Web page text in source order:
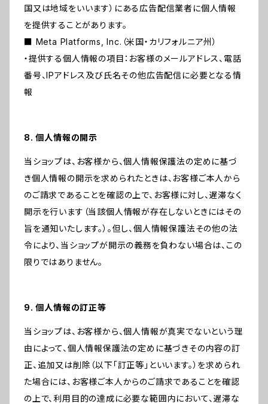
国又は地域をいいます）にある広告配信業者に個人情報
を提供することがあります。
■ Meta Platforms, Inc.（米国・カリフォルニア州）
・提供する個人情報の項目：お客様のメールアドレス、電話
番号、IPアドレス及び氏名その他広告配信に必要となる情
報
8. 個人情報の開示
当ショップは、お客様から、個人情報保護法の定めに基づ
き個人情報の開示を求められたときは、お客様ご本人から
のご請求であることを確認の上で、お客様に対し、遅滞なく
開示を行います（当該個人情報が存在しないときにはその
旨を通知いたします。）。但し、個人情報保護法その他の法
令により、当ショップが開示の義務を負わない場合は、この
限りではありません。
9. 個人情報の訂正等
当ショップは、お客様から、個人情報が真実でないという理
由によって、個人情報保護法の定めに基づきその内容の訂
正、追加又は削除（以下「訂正等」といいます。）を求められ
た場合には、お客様ご本人からのご請求であることを確認
の上で、利用目的の達成に必要な範囲内において、遅滞な